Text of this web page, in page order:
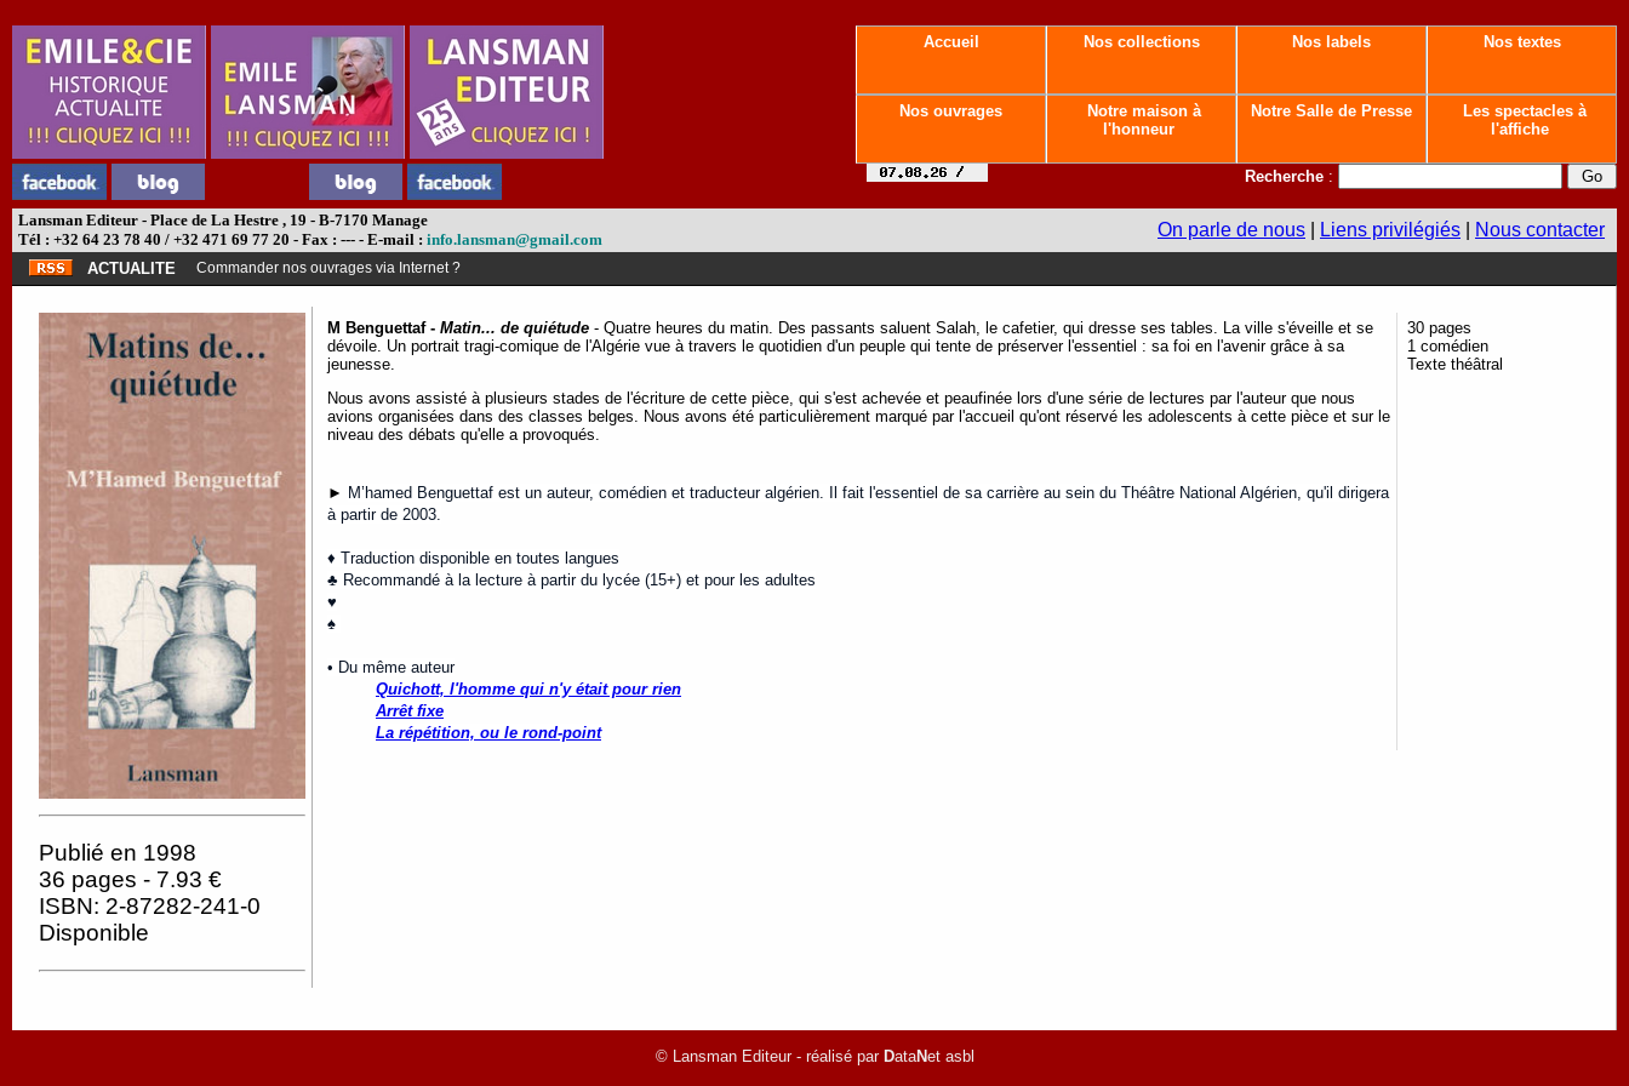
Accueil Nos collections Nos labels Nos textes
Nos ouvrages
Notre maison à
l'honneur
Notre Salle de Presse
Les spectacles à
l'affiche
Recherche :
Lansman Editeur - Place de La Hestre , 19 - B-7170 Manage
Tél : +32 64 23 78 40 / +32 471 69 77 20 - Fax : --- - E-mail : info.lansman@gmail.com On parle de nous Liens privilégiés Nous contacter
ACTUALITE Commander nos ouvrages via Internet ?
Publié en 1998
36 pages - 7.93 €
ISBN: 2-87282-241-0
Disponible
M Benguettaf - Matin... de quiétude - Quatre heures du matin. Des passants saluent Salah, le cafetier, qui dresse ses tables. La ville s'éveille et se
dévoile. Un portrait tragi-comique de l'Algérie vue à travers le quotidien d'un peuple qui tente de préserver l'essentiel : sa foi en l'avenir grâce à sa
jeunesse.
Nous avons assisté à plusieurs stades de l'écriture de cette pièce, qui s'est achevée et peaufinée lors d'une série de lectures par l'auteur que nous
avions organisées dans des classes belges. Nous avons été particulièrement marqué par l'accueil qu'ont réservé les adolescents à cette pièce et sur le
niveau des débats qu'elle a provoqués.
► M’hamed Benguettaf est un auteur, comédien et traducteur algérien. Il fait l'essentiel de sa carrière au sein du Théâtre National Algérien, qu'il dirigera
à partir de 2003.
♦ Traduction disponible en toutes langues
♣ Recommandé à la lecture à partir du lycée (15+) et pour les adultes
♥
♠
• Du même auteur
Quichott, l'homme qui n'y était pour rien
Arrêt fixe
La répétition, ou le rond-point
30 pages
1 comédien
Texte théâtral
© Lansman Editeur - réalisé par DataNet asbl